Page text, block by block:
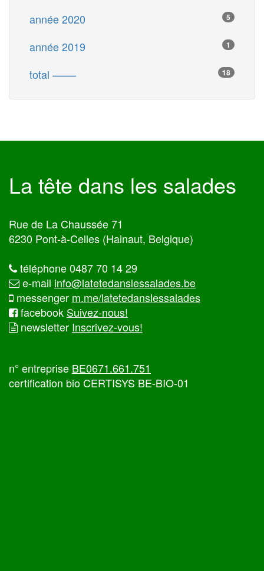
5
année 2020
1
année 2019
18
total ––––
La tête dans les salades
Rue de La Chaussée 71
6230 Pont-à-Celles (Hainaut, Belgique)
téléphone 0487 70 14 29
e-mail info@latetedanslessalades.be
messenger m.me/latetedanslessalades
facebook Suivez-nous!
newsletter Inscrivez-vous!
n° entreprise BE0671.661.751
certification bio CERTISYS BE-BIO-01